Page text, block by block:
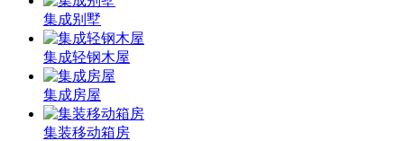
集成别墅
集成轻钢木屋
集成房屋
集装移动箱房